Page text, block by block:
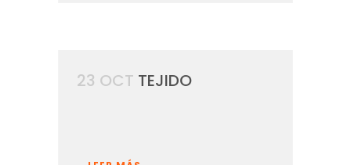
23 OCT TEJIDO